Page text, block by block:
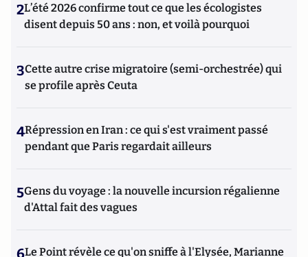
2L’été 2026 confirme tout ce que les écologistes
disent depuis 50 ans : non, et voilà pourquoi
3Cette autre crise migratoire (semi-orchestrée) qui
se profile après Ceuta
4Répression en Iran : ce qui s'est vraiment passé
pendant que Paris regardait ailleurs
5Gens du voyage : la nouvelle incursion régalienne
d'Attal fait des vagues
6Le Point révèle ce qu'on sniffe à l'Elysée, Marianne